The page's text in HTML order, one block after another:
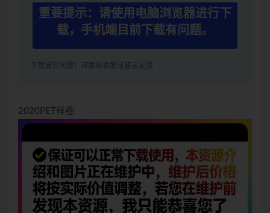
重要提示：请使用电脑浏览器进行下
载，手机端目前下载有问题。
下载遇到问题？可联系客服或留言反馈
2020PET样卷